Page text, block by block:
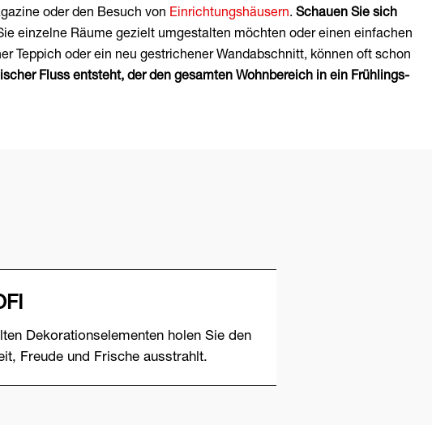
oder den Besuch von Einrichtungshäusern. Schauen Sie sich
einzelne Räume gezielt umgestalten möchten oder einen einfachen
Teppich oder ein neu gestrichener Wandabschnitt, können oft schon
Fluss entsteht, der den gesamten Wohnbereich in ein Frühlings-
Dekorationselementen holen Sie den
Freude und Frische ausstrahlt.